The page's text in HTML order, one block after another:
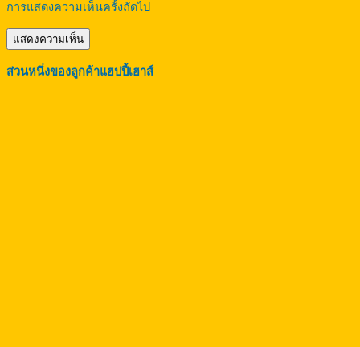
การแสดงความเห็นครั้งถัดไป
ส่วนหนึ่งของลูกค้าแฮปปี้เฮาส์